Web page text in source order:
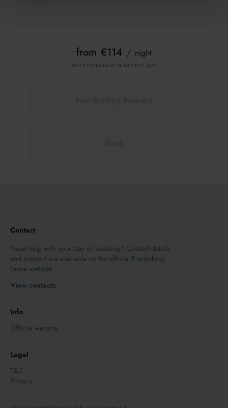
from €114 night
WEEK-LONG NEW YEAR’S EVE STAY
Contact
Need help with your stay or booking? Contact details
and support are available on the official Frantiskovy
Lazne website.
View contacts
Info
Official website
Legal
T&C
Privacy